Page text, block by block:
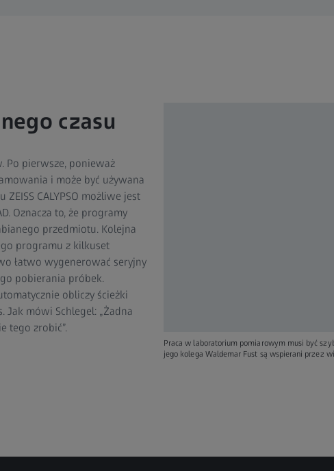
Praca w laboratorium pomiarowym musi być
jego kolega Waldemar Fust są wspierani przez
czasu
Po pierwsze, ponieważ
i może być używana
CALYPSO możliwe jest
Oznacza to, że programy
przedmiotu. Kolejna
programu z kilkuset
łatwo wygenerować seryjny
pobierania próbek.
obliczy ścieżki
Jak mówi Schlegel: „Żadna
tego zrobić”.